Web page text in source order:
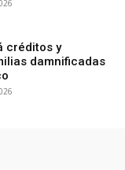
créditos y
damnificadas